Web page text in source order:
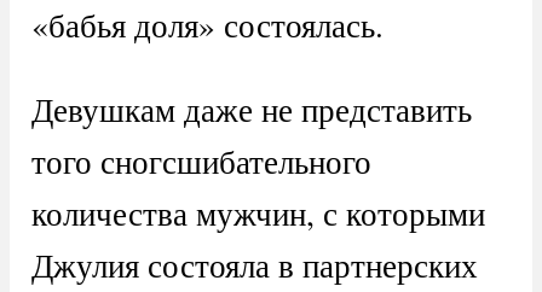
«бабья доля» состоялась.
Девушкам даже не представить
того сногсшибательного
количества мужчин, с которыми
Джулия состояла в партнерских